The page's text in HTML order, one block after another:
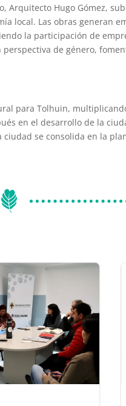
Arquitecto Hugo Gómez,
local. Las obras generan
la participación de
de género,
para Tolhuin,
en el desarrollo de la
se consolida en la